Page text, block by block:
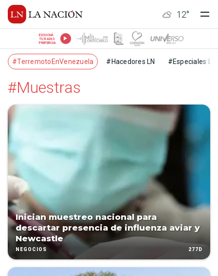
12°
ESCUCHÁ
TU RADIO
PREFERIDA
#TerremotoEnVenezuela #Hacedores LN #Especiales LN
#Muestras
Inician muestreo nacional para
descartar presencia de influenza aviar y
Newcastle
NEGOCIOS 277D